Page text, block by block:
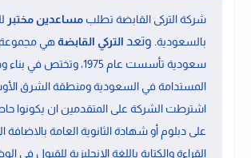
شركة التركى القابضة تطلب مساعدين مختبر
بالسعودية. وتعد التركي القابضةهي مجموعة
سعودية تأسست عام 1975، وتختص
المستدامة في السعودية ومنطقة الشرق
اشترطت الشركة على المتقدمين ان يكونوا
على دبلوم أو شهادة الثانوية العامة بالاضافة
القراءة والكتابة باللغة الإنجليزية للقبول فى